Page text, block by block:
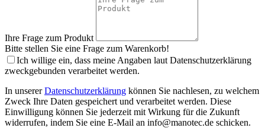
Ihre Frage zum Produkt
Bitte stellen Sie eine Frage zum Warenkorb!
Ich willige ein, dass meine Angaben laut Datenschutzerklärung
zweckgebunden verarbeitet werden.
In unsererDatenschutzerklärung können Sie nachlesen, zu welchem
Zweck Ihre Daten gespeichert und verarbeitet werden. Diese
Einwilligung können Sie jederzeit mit Wirkung für die Zukunft
widerrufen, indem Sie eine E-Mail an info@manotec.de schicken.